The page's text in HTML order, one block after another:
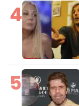
4
5